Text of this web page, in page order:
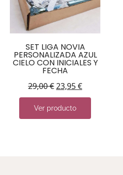
SET LIGA NOVIA
PERSONALIZADA AZUL
CIELO CON INICIALES Y
FECHA
29,00€23,95€
Ver producto